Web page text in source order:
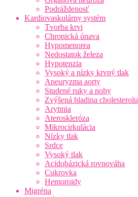
Podráždenosť
Kardiovaskulárny systém
Tvorba krvi
Chronická únava
Hypomenorea
Nedostatok železa
Hypotenzia
Vysoký a nízky krvný tlak
Aneuryzma aorty
Studené ruky a nohy
Zvýšená hladina cholesterolu
Arytmia
Ateroskleróza
Mikrocirkulácia
Nízky tlak
Srdce
Vysoký tlak
Acidobázická rovnováha
Cukrovka
Hemoroidy
Migréna